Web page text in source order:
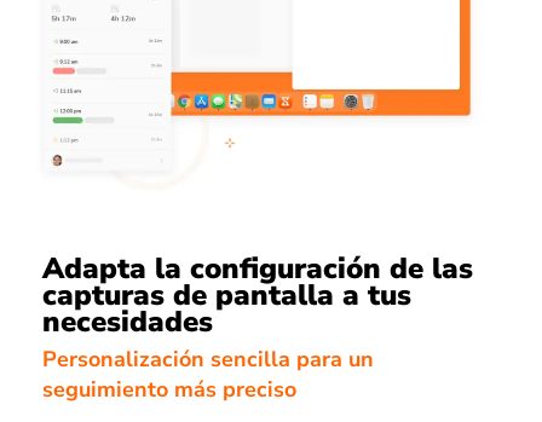
Adapta la configuración de las
capturas de pantalla a tus
necesidades
Personalización sencilla para un
seguimiento más preciso